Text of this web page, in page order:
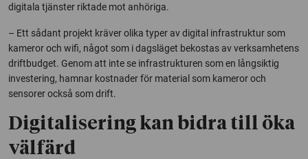
digitala tjänster riktade mot anhöriga.
– Ett sådant projekt kräver olika typer av digital infrastruktur som
kameror och wifi, något som i dagsläget bekostas av verksamhetens
driftbudget. Genom att inte se infrastrukturen som en långsiktig
investering, hamnar kostnader för material som kameror och
sensorer också som drift.
Digitalisering kan bidra till öka
välfärd